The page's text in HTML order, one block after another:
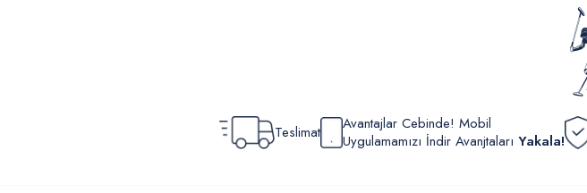
Teslimat
Avantajlar Cebinde! Mobil
Uygulamamızı İndir Avanjtaları Yakala!